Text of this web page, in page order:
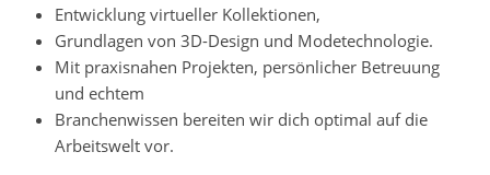
Entwicklung virtueller Kollektionen,
Grundlagen von 3D-Design und Modetechnologie.
Mit praxisnahen Projekten, persönlicher Betreuung
und echtem
Branchenwissen bereiten wir dich optimal auf die
Arbeitswelt vor.